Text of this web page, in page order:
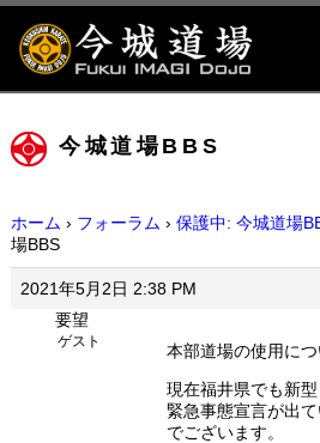
今城道場BBS
ホーム › フォーラム › 保護中: 今城道場
場BBS
2021年5月2日 2:38 PM
要望
ゲスト
本部道場の使用に
現在福井県でも新型
緊急事態宣言が出
でございます。